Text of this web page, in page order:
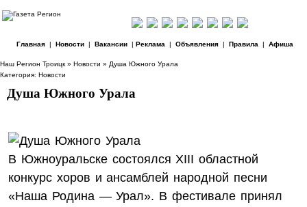
Главная| Новости| Вакансии| Реклама | Объявления| Правила | Афиша
Наш Регион Троицк » Новости » Душа Южного Урала
Категория: Новости
Душа Южного Урала
В Южноуральске состоялсяXIII областной
конкурс хоров и ансамблей народной песни
«Наша Родина — Урал». В фестивале принял